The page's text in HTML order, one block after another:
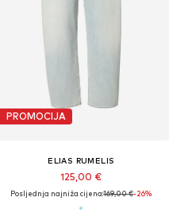
PROMOCIJA
ELIAS RUMELIS
125,00 €
Posljednja najniža cijena:169,00 €-26%